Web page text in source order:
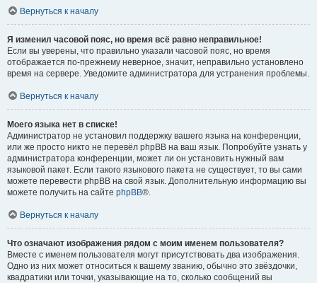
Вернуться к началу
Я изменил часовой пояс, но время всё равно неправильное!
Если вы уверены, что правильно указали часовой пояс, но время
отображается по-прежнему неверное, значит, неправильно установлено
время на сервере. Уведомите администратора для устранения проблемы.
Вернуться к началу
Моего языка нет в списке!
Администратор не установил поддержку вашего языка на конференции,
или же просто никто не перевёл phpBB на ваш язык. Попробуйте узнать у
администратора конференции, может ли он установить нужный вам
языковой пакет. Если такого языкового пакета не существует, то вы сами
можете перевести phpBB на свой язык. Дополнительную информацию вы
можете получить на сайте phpBB®.
Вернуться к началу
Что означают изображения рядом с моим именем пользователя?
Вместе с именем пользователя могут присутствовать два изображения.
Одно из них может относиться к вашему званию, обычно это звёздочки,
квадратики или точки, указывающие на то, сколько сообщений вы